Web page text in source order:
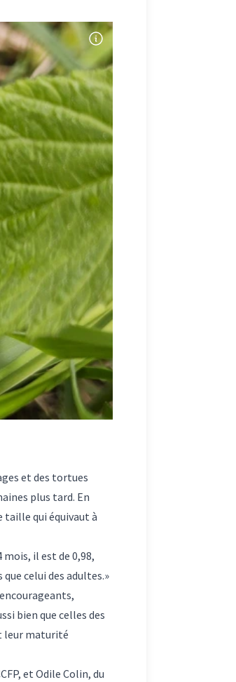
et des tortues
plus tard. En
qui équivaut à
il est de 0,98,
celui des adultes.»
bien que celles des
leur maturité
et Odile Colin, du